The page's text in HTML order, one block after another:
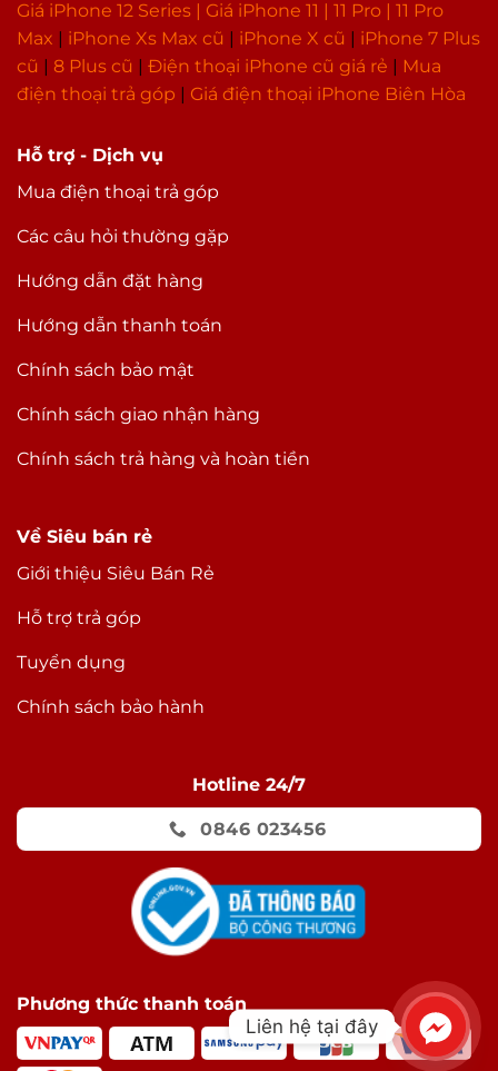
Hỗ trợ - Dịch vụ
Mua điện thoại trả góp
Các câu hỏi thường gặp
Hướng dẫn đặt hàng
Hướng dẫn thanh toán
Chính sách bảo mật
Chính sách giao nhận hàng
Chính sách trả hàng và hoàn tiền
Về Siêu bán rẻ
Giới thiệu Siêu Bán Rẻ
Hỗ trợ trả góp
Tuyển dụng
Chính sách bảo hành
Hotline 24/7
0846 023456
Phương thức thanh toán
Giá iPhone 12 Series | Giá iPhone 11 | 11 Pro | 11 Pro
Max | iPhone Xs Max cũ | iPhone X cũ | iPhone 7 Plus
cũ | 8 Plus cũ | Điện thoại iPhone cũ giá rẻ | Mua
điện thoại trả góp | Giá điện thoại iPhone Biên Hòa
Liên hệ tại đây